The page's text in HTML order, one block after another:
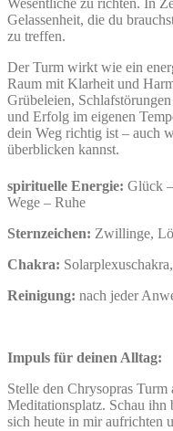
Gelassenheit, die du
zu treffen.
Der Turm wirkt wie ein
Raum mit Klarheit und
Grübeleien,
und Erfolg im eigenen
dein Weg richtig ist – auch
überblicken kannst.
spirituelle Energie: Glück
Wege – Ruhe
Sternzeichen: Zwillinge,
Chakra:
Reinigung: nach jeder
Impuls für deinen Alltag:
Stelle den Chrysopras
Meditationsplatz. Schau ihn
sich heute in mir aufrichten